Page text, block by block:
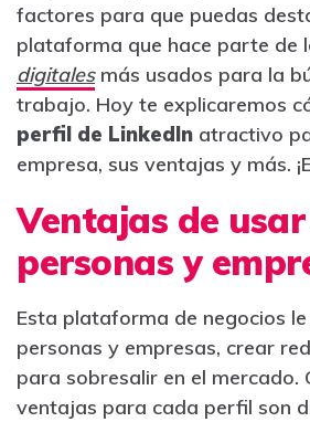
factores para que puedas
plataforma que hace parte de
digitalesmás usados para la
trabajo. Hoy te explicaremos
perfil de LinkedIn atractivo
empresa, sus ventajas y más.
Ventajas de
personas y
Esta plataforma de negocios
personas y empresas, crear
para sobresalir en el mercado.
ventajas para cada perfil son